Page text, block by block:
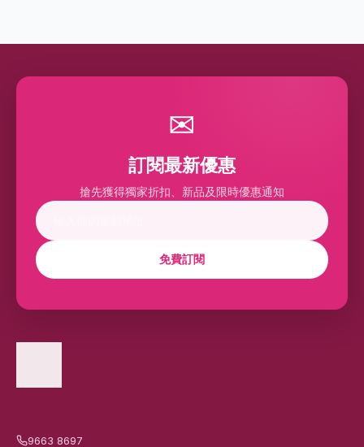
✉
訂閱最新優惠
搶先獲得獨家折扣、新品及限時優惠通知
免費訂閱
9663 8697